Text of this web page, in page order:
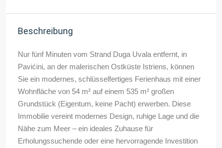
Beschreibung
Nur fünf Minuten vom Strand Duga Uvala entfernt, in
Pavićini, an der malerischen Ostküste Istriens, können
Sie ein modernes, schlüsselfertiges Ferienhaus mit einer
Wohnfläche von 54 m² auf einem 535 m² großen
Grundstück (Eigentum, keine Pacht) erwerben. Diese
Immobilie vereint modernes Design, ruhige Lage und die
Nähe zum Meer – ein ideales Zuhause für
Erholungssuchende oder eine hervorragende Investition